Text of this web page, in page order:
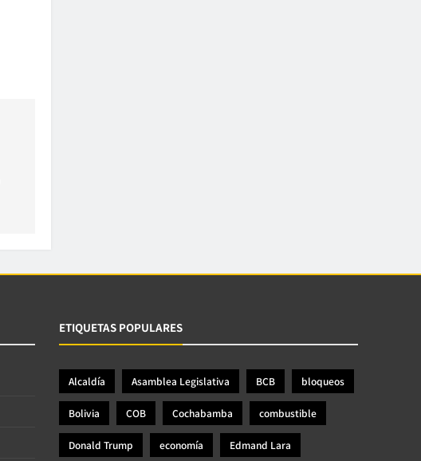
ETIQUETAS POPULARES
Alcaldía Asamblea Legislativa BCB bloqueos
Bolivia COB Cochabamba combustible
Donald Trump economía Edmand Lara